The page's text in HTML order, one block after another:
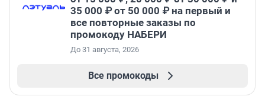
35 000 ₽ от 50 000 ₽ на первый и
все повторные заказы по
промокоду НАБЕРИ
До 31 августа, 2026
Все промокоды